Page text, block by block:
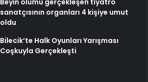
sanatçısının organları 4 kişiye umut
oldu
Bilecik’te Halk Oyunları Yarışması
Coşkuyla Gerçekleşti